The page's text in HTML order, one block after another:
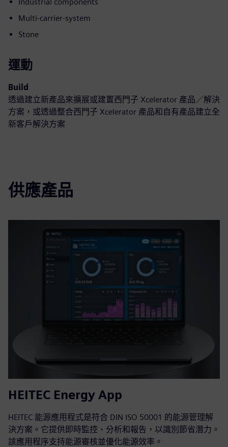
Multi-carrier-system
Stone
運動
Build
透過建立新產品來擴展或建置西門子 Xcelerator 產品／解決
方案，或透過整合西門子 Xcelerator 產品和自有產品建立全
新客戶解決方案
供應產品
HEITEC Energy App
HEITEC 能源應用程式是符合 DIN ISO 50001 的能源管理解
決方案。它提供即時監控、分析和報告，以識別節省潛力。
該應用程序支持能源審核並優化能源效率。